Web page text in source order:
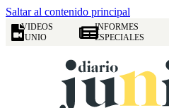
Saltar al contenido principal
VIDEOS
JUNIO
INFORMES
ESPECIALES